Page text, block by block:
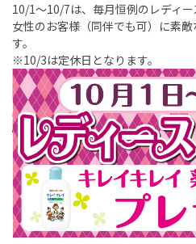
10/1～10/7は、毎月恒例のレディー
女性のお客様（同伴でも可）に素
す。
※10/3は定休日となります。